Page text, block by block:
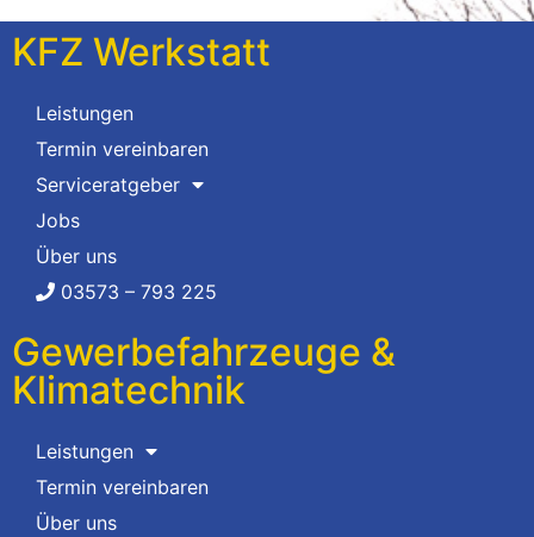
KFZ Werkstatt
Leistungen
Termin vereinbaren
Serviceratgeber
Jobs
Über uns
03573 – 793 225
Gewerbefahrzeuge &
Klimatechnik
Leistungen
Termin vereinbaren
Über uns